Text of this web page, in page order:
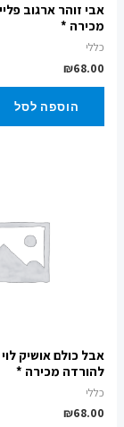
אבי זוהר ארגוב
מכירה *
כללי
₪68.00
הוספה לסל
אבל כולם אושיק
להורדה מכירה *
כללי
₪68.00